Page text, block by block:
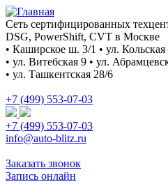
Сеть сертифицированных
DSG, PowerShift, CVT в Москве
• Каширское ш. 3/1 • ул. Кольская
• ул. Витебская 9 • ул.
• ул. Ташкентская 28/6
+7 (499) 553-07-03
+7 (499) 553-07-03
info@auto-blitz.ru
Заказать звонок
Запись онлайн